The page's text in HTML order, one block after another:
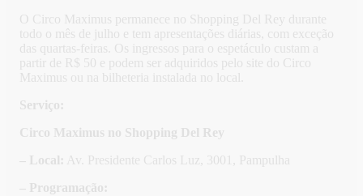
O Circo Maximus permanece no Shopping Del Rey durante
todo o mês de julho e tem apresentações diárias, com exceção
das quartas-feiras. Os ingressos para o espetáculo custam a
partir de R$ 50 e podem ser adquiridos pelo site do Circo
Maximus ou na bilheteria instalada no local.
Serviço:
Circo Maximus no Shopping Del Rey
– Local: Av. Presidente Carlos Luz, 3001, Pampulha
– Programação: